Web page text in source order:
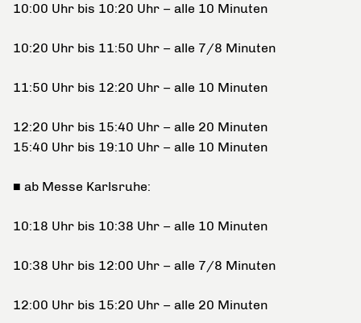
10:00 Uhr bis 10:20 Uhr – alle 10 Minuten
10:20 Uhr bis 11:50 Uhr – alle 7/8 Minuten
11:50 Uhr bis 12:20 Uhr – alle 10 Minuten
12:20 Uhr bis 15:40 Uhr – alle 20 Minuten
15:40 Uhr bis 19:10 Uhr – alle 10 Minuten
■ ab Messe Karlsruhe:
10:18 Uhr bis 10:38 Uhr – alle 10 Minuten
10:38 Uhr bis 12:00 Uhr – alle 7/8 Minuten
12:00 Uhr bis 15:20 Uhr – alle 20 Minuten